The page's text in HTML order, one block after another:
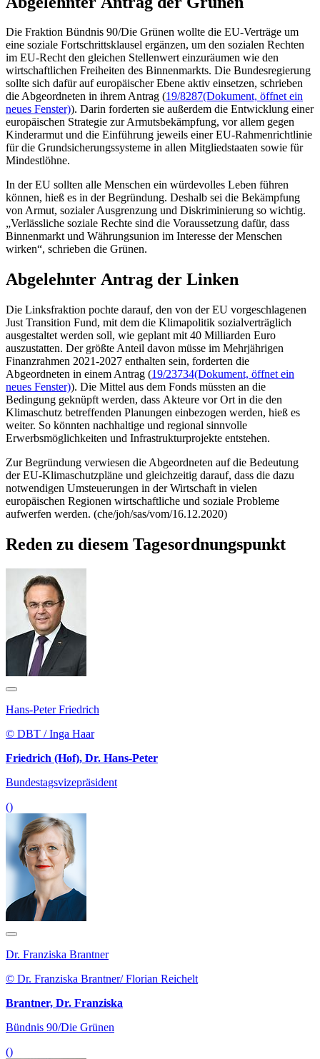
Die Fraktion Bündnis 90/Die Grünen wollte die EU-Verträge um
eine soziale Fortschrittsklausel ergänzen, um den sozialen Rechten
im EU-Recht den gleichen Stellenwert einzuräumen wie den
wirtschaftlichen Freiheiten des Binnenmarkts. Die Bundesregierung
sollte sich dafür auf europäischer Ebene aktiv einsetzen, schrieben
die Abgeordneten in ihrem Antrag (19/8287(Dokument, öffnet ein
neues Fenster)). Darin forderten sie außerdem die Entwicklung einer
europäischen Strategie zur Armutsbekämpfung, vor allem gegen
Kinderarmut und die Einführung jeweils einer EU-Rahmenrichtlinie
für die Grundsicherungssysteme in allen Mitgliedstaaten sowie für
Mindestlöhne.
In der EU sollten alle Menschen ein würdevolles Leben führen
können, hieß es in der Begründung. Deshalb sei die Bekämpfung
von Armut, sozialer Ausgrenzung und Diskriminierung so wichtig.
„Verlässliche soziale Rechte sind die Voraussetzung dafür, dass
Binnenmarkt und Währungsunion im Interesse der Menschen
wirken“, schrieben die Grünen.
Abgelehnter Antrag der Linken
Die Linksfraktion pochte darauf, den von der EU vorgeschlagenen
Just Transition Fund, mit dem die Klimapolitik sozialverträglich
ausgestaltet werden soll, wie geplant mit 40 Milliarden Euro
auszustatten. Der größte Anteil davon müsse im Mehrjährigen
Finanzrahmen 2021-2027 enthalten sein, forderten die
Abgeordneten in einem Antrag (19/23734(Dokument, öffnet ein
neues Fenster)). Die Mittel aus dem Fonds müssten an die
Bedingung geknüpft werden, dass Akteure vor Ort in die den
Klimaschutz betreffenden Planungen einbezogen werden, hieß es
weiter. So könnten nachhaltige und regional sinnvolle
Erwerbsmöglichkeiten und Infrastrukturprojekte entstehen.
Zur Begründung verwiesen die Abgeordneten auf die Bedeutung
der EU-Klimaschutzpläne und gleichzeitig darauf, dass die dazu
notwendigen Umsteuerungen in der Wirtschaft in vielen
europäischen Regionen wirtschaftliche und soziale Probleme
aufwerfen werden. (che/joh/sas/vom/16.12.2020)
Reden zu diesem Tagesordnungspunkt
Hans-Peter Friedrich
© DBT / Inga Haar
Friedrich (Hof), Dr. Hans-Peter
Bundestagsvizepräsident
()
Dr. Franziska Brantner
© Dr. Franziska Brantner/ Florian Reichelt
Brantner, Dr. Franziska
Bündnis 90/Die Grünen
()